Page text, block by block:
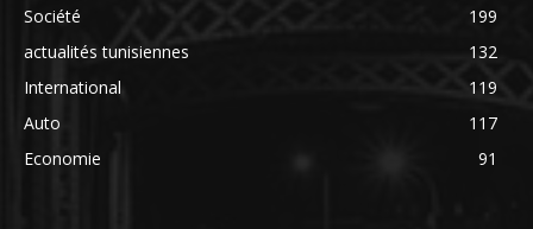
Société
199
actualités tunisiennes
132
International
119
Auto
117
Economie
91